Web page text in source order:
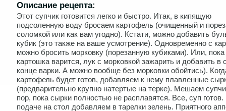
Описание рецепта:
Этот супчик готовится легко и быстро. Итак, в кипящую
подсоленную воду бросаем картофель (очищенный и
соломкой или как вам угодно). Кстати, можно добавить
кубик (это также на ваше усмотрение). Одновременно с
можно бросить морковку (порезанную кубиками). Или, пока
картошка варится, лук с морковкой зажарить и добавить в
конце варки. А можно вообще без морковки обойтись).
картофель будет готов, добавляем к нему плавленные
(предварительно крупно натертые на терке). Мешаем
пор, пока сырки полностью не расплавятся. Все, суп
подаче на стол добавляем в тарелки зелень. Приятного